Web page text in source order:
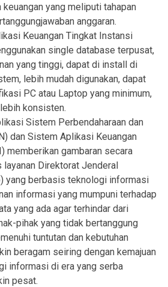
yang meliputi tahapan
anggaran.
Keuangan Tingkat Instansi
single database terpusat,
yang tinggi, dapat di install di
lebih mudah digunakan, dapat
PC atau Laptop yang minimum,
konsisten.
Sistem Perbendaharaan dan
dan Sistem Aplikasi Keuangan
memberikan gambaran secara
layanan Direktorat Jenderal
yang berbasis teknologi informasi
informasi yang mumpuni terhadap
yang ada agar terhindar dari
pihak yang tidak bertanggung
tuntutan dan kebutuhan
beragam seiring dengan kemajuan
informasi di era yang serba
pesat.